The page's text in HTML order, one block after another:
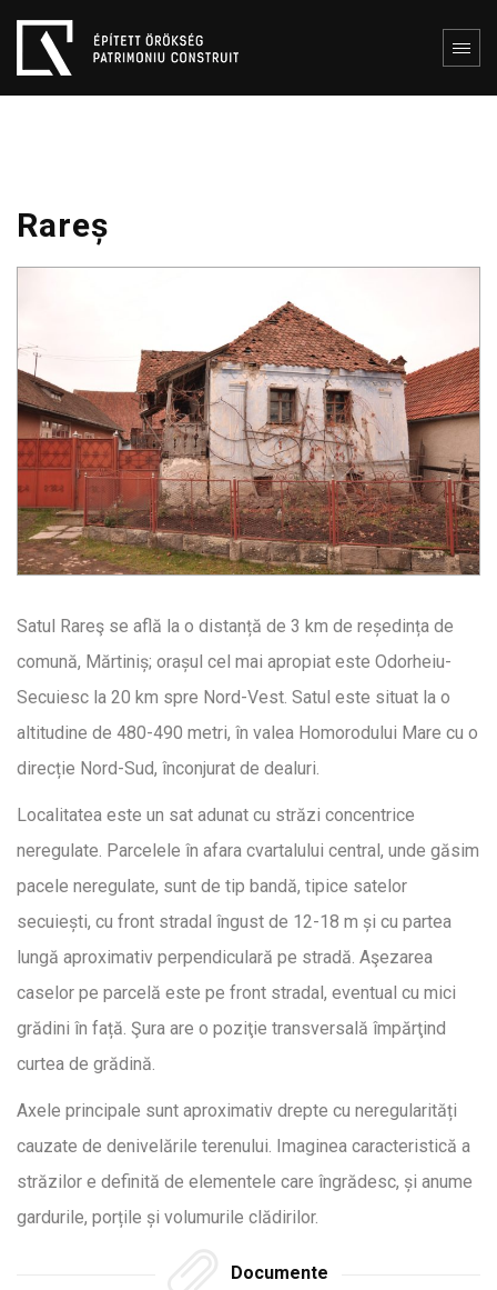
Rareș
Satul Rareş se află la o distanță de 3 km de reședința de
comună, Mărtiniș; orașul cel mai apropiat este Odorheiu-
Secuiesc la 20 km spre Nord-Vest. Satul este situat la o
altitudine de 480-490 metri, în valea Homorodului Mare cu o
direcție Nord-Sud, înconjurat de dealuri.
Localitatea este un sat adunat cu străzi concentrice
neregulate. Parcelele în afara cvartalului central, unde găsim
pacele neregulate, sunt de tip bandă, tipice satelor
secuiești, cu front stradal îngust de 12-18 m și cu partea
lungă aproximativ perpendiculară pe stradă. Aşezarea
caselor pe parcelă este pe front stradal, eventual cu mici
grădini în față. Şura are o poziţie transversală împărţind
curtea de grădină.
Axele principale sunt aproximativ drepte cu neregularități
cauzate de denivelările terenului. Imaginea caracteristică a
străzilor e definită de elementele care îngrădesc, și anume
gardurile, porțile și volumurile clădirilor.
Documente